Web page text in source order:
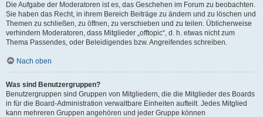
Die Aufgabe der Moderatoren ist es, das Geschehen im Forum zu beobachten.
Sie haben das Recht, in ihrem Bereich Beiträge zu ändern und zu löschen und
Themen zu schließen, zu öffnen, zu verschieben und zu teilen. Üblicherweise
verhindern Moderatoren, dass Mitglieder „offtopic“, d. h. etwas nicht zum
Thema Passendes, oder Beleidigendes bzw. Angreifendes schreiben.
Nach oben
Was sind Benutzergruppen?
Benutzergruppen sind Gruppen von Mitgliedern, die die Mitglieder des Boards
in für die Board-Administration verwaltbare Einheiten aufteilt. Jedes Mitglied
kann mehreren Gruppen angehören und jeder Gruppe können